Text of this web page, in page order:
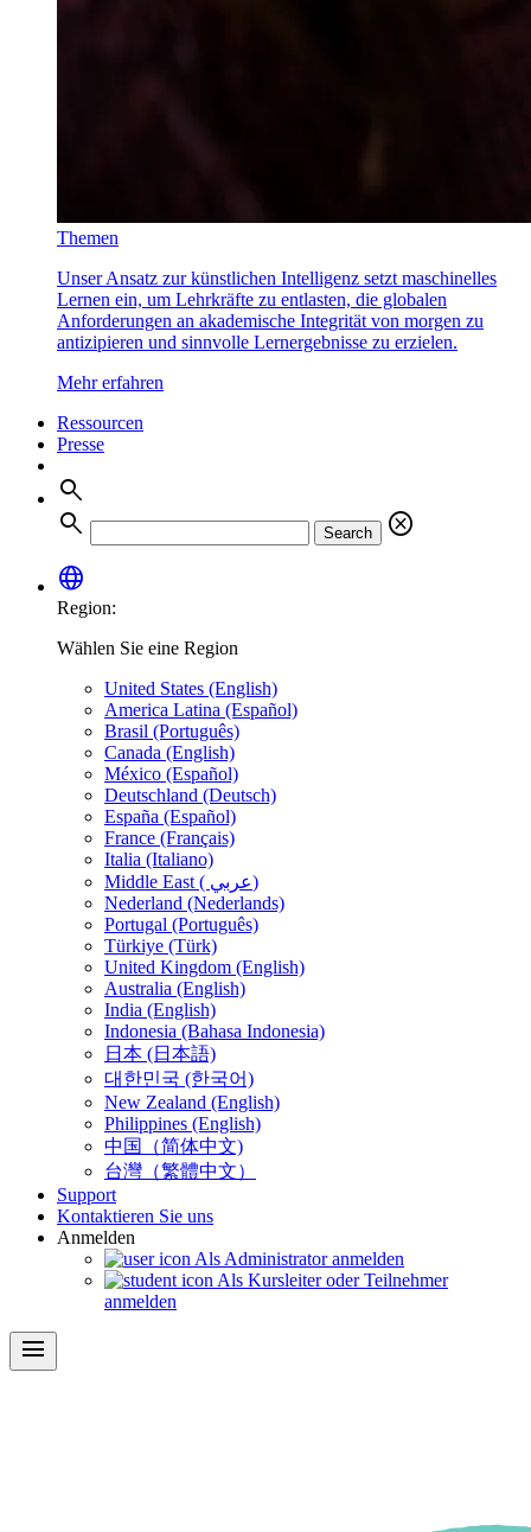
Themen
Unser Ansatz zur künstlichen Intelligenz setzt maschinelles
Lernen ein, um Lehrkräfte zu entlasten, die globalen
Anforderungen an akademische Integrität von morgen zu
antizipieren und sinnvolle Lernergebnisse zu erzielen.
Mehr erfahren
Ressourcen
Presse
search
search
Search
cancel
language
Region:
Wählen Sie eine Region
United States (English)
America Latina (Español)
Brasil (Português)
Canada (English)
México (Español)
Deutschland (Deutsch)
España (Español)
France (Français)
Italia (Italiano)
Middle East ( عربي)
Nederland (Nederlands)
Portugal (Português)
Türkiye (Türk)
United Kingdom (English)
Australia (English)
India (English)
Indonesia (Bahasa Indonesia)
日本 (日本語)
대한민국 (한국어)
New Zealand (English)
Philippines (English)
中国（简体中文)
台灣（繁體中文）
Support
Kontaktieren Sie uns
Anmelden
Als Administrator anmelden
Als Kursleiter oder Teilnehmer
anmelden
menu